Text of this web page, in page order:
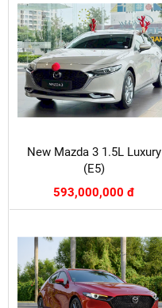
New Mazda 3 1.5L Luxury
(E5)
593,000,000 đ